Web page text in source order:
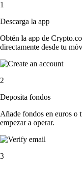
1
Descarga la app
Obtén la app de
directamente desde tu
2
Deposita fondos
Añade fondos en euros o
empezar a operar.
3